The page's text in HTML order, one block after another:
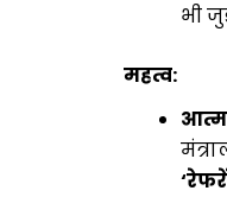
भी
महत्व: